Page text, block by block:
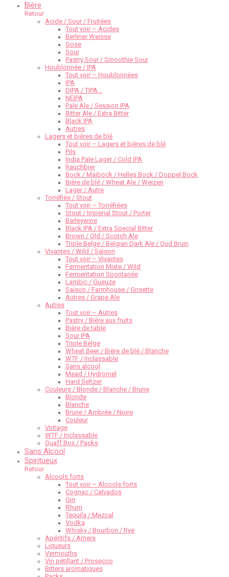
Bière
Retour
Acide / Sour / Fruitées
Tout voir – Acides
Berliner Weisse
Gose
Sour
Pastry Sour / Smoothie Sour
Houblonnée / IPA
Tout voir – Houblonnées
IPA
DIPA / TIPA…
NEIPA
Pale Ale / Session IPA
Bitter Ale / Extra Bitter
Black IPA
Autres
Lagers et bières de blé
Tout voir – Lagers et bières de blé
Pils
India Pale Lager / Cold IPA
Rauchbier
Bock / Maibock / Helles Bock / Doppel Bock
Bière de blé / Wheat Ale / Weizen
Lager / Autre
Torréfiée / Stout
Tout voir – Torréfiées
Stout / Imperial Stout / Porter
Barleywine
Black IPA / Extra Special Bitter
Brown / Old / Scotch Ale
Triple Belge / Belgian Dark Ale / Oud Bruin
Vivantes / Wild / Saison
Tout voir – Vivantes
Fermentation Mixte / Wild
Fermentation Spontanée
Lambic / Gueuze
Saison / Farmhouse / Grisette
Autres / Grape Ale
Autres
Tout voir – Autres
Pastry / Bière aux fruits
Bière de table
Sour IPA
Triple Belge
Wheat Beer / Bière de blé / Blanche
WTF / Inclassable
Sans alcool
Mead / Hydromel
Hard Seltzer
Couleurs / Blonde / Blanche / Brune
Blonde
Blanche
Brune / Ambrée / Noire
Couleur
Vintage
WTF / Inclassable
Quaff Box / Packs
Sans Alcool
Spiritueux
Retour
Alcools forts
Tout voir – Alcools forts
Cognac / Calvados
Gin
Rhum
Tequila / Mezcal
Vodka
Whisky / Bourbon / Rye
Apéritifs / Amers
Liqueurs
Vermouths
Vin pétillant / Prosecco
Bitters aromatiques